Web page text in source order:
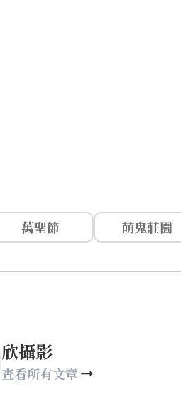
萬聖節 萌鬼莊園
欣攝影
查看所有文章